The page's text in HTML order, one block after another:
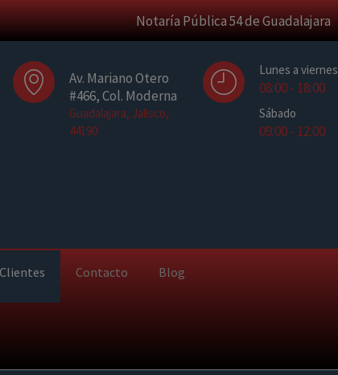
Notaría Pública 54 de Guadalajara
Av. Mariano Otero
#466, Col. Moderna
Guadalajara, Jalisco,
44190
Lunes a viernes
08:00 - 18:00
Sábado
09:00 - 12:00
Clientes Contacto Blog
modal-check